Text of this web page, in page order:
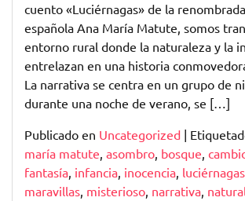
cuento «Luciérnagas» de la
española Ana María Matute, somos
entorno rural donde la naturaleza y la
entrelazan en una historia
La narrativa se centra en un grupo de
durante una noche de verano, se […]
Publicado en Uncategorized |
maría matute, asombro, bosque,
fantasía, infancia, inocencia, luciérnagas
maravillas, misterioso, narrativa,